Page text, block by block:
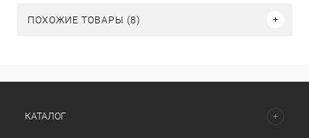
ПОХОЖИЕ ТОВАРЫ (8)
КАТАЛОГ